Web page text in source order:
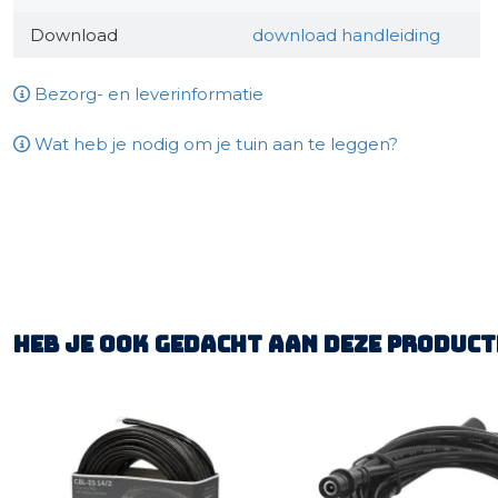
Download download handleiding
Bezorg- en leverinformatie
Wat heb je nodig om je tuin aan te leggen?
Heb je ook gedacht aan deze